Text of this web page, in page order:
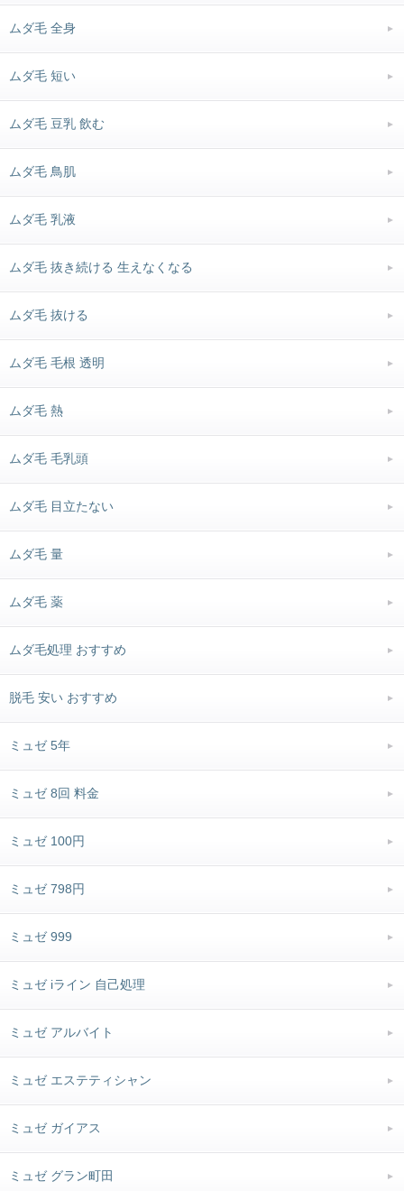
ムダ毛 全身
ムダ毛 短い
ムダ毛 豆乳 飲む
ムダ毛 鳥肌
ムダ毛 乳液
ムダ毛 抜き続ける 生えなくなる
ムダ毛 抜ける
ムダ毛 毛根 透明
ムダ毛 熱
ムダ毛 毛乳頭
ムダ毛 目立たない
ムダ毛 量
ムダ毛 薬
ムダ毛処理 おすすめ
脱毛 安い おすすめ
ミュゼ 5年
ミュゼ 8回 料金
ミュゼ 100円
ミュゼ 798円
ミュゼ 999
ミュゼ iライン 自己処理
ミュゼ アルバイト
ミュゼ エステティシャン
ミュゼ ガイアス
ミュゼ グラン町田